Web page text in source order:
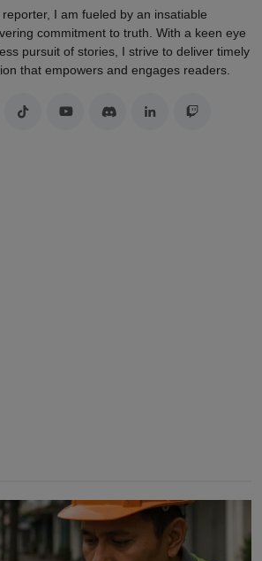
I am fueled by an insatiable
commitment to truth. With a keen eye
pursuit of stories, I strive to deliver timely
that empowers and engages readers.